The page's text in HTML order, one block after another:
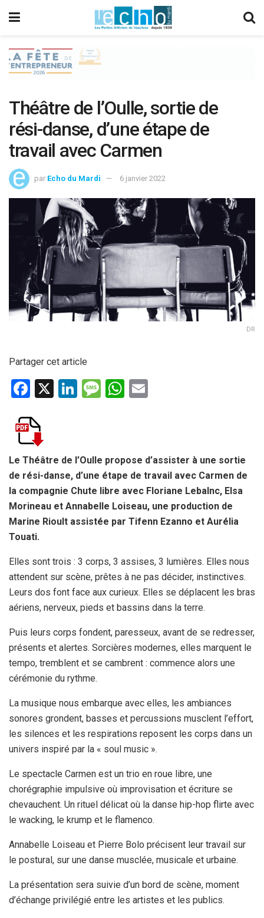
Théâtre de l’Oulle, sortie de
rési-danse, d’une étape de
travail avec Carmen
par Echo du Mardi 6 janvier 2022
DR
Partager cet article
F
ce
b
o
o
k
X
Li
n
M
g
e
W
A
p
p
Le Théâtre de l’Oulle propose d’assister à une sortie
de rési-danse, d’une étape de travail avec Carmen de
la compagnie Chute libre avec Floriane Lebalnc, Elsa
Morineau et Annabelle Loiseau, une production de
Marine Rioult assistée par Tifenn Ezanno et Aurélia
Touati.
Elles sont trois : 3 corps, 3 assises, 3 lumières. Elles nous
attendent sur scène, prêtes à ne pas décider, instinctives.
Leurs dos font face aux curieux. Elles se déplacent les bras
aériens, nerveux, pieds et bassins dans la terre.
Puis leurs corps fondent, paresseux, avant de se redresser,
présents et alertes. Sorcières modernes, elles marquent le
tempo, tremblent et se cambrent : commence alors une
cérémonie du rythme.
La musique nous embarque avec elles, les ambiances
sonores grondent, basses et percussions musclent l’effort,
les silences et les respirations reposent les corps dans un
univers inspiré par la « soul music ».
Le spectacle Carmen est un trio en roue libre, une
chorégraphie impulsive où improvisation et écriture se
chevauchent. Un rituel délicat où la danse hip-hop flirte avec
le wacking, le krump et le flamenco.
Annabelle Loiseau et Pierre Bolo précisent leur travail sur
le postural, sur une danse musclée, musicale et urbaine.
La présentation sera suivie d’un bord de scène, moment
d’échange privilégié entre les artistes et les publics.